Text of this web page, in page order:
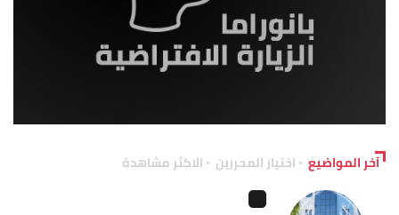
آخر المواضيع اختيار المحررين الاكثر مشاهدة